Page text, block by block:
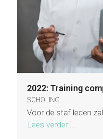
2022: Training
SCHOLING
Voor de staf leden
Lees verder....